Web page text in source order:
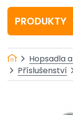
PRODUKTY
Hopsadla
Příslušenství